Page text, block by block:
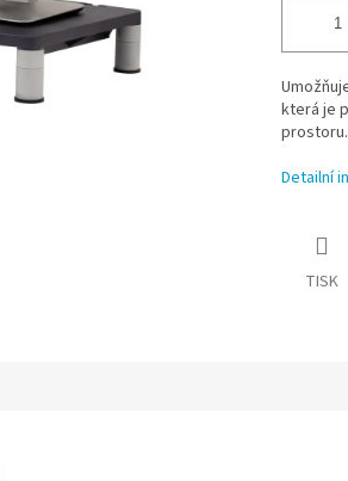
která je
prostoru.
Detailní
TISK